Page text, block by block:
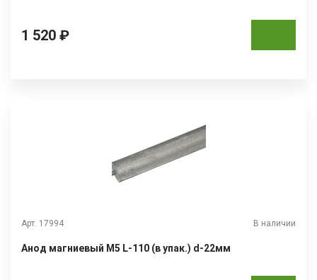
1 520 ₽
Арт. 17994 В наличии
Анод магниевый М5 L-110 (в упак.) d-22мм